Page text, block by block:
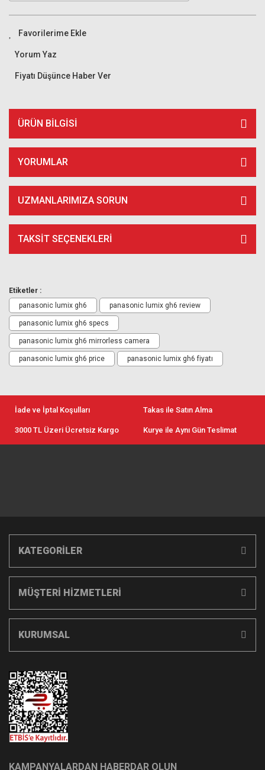
Yorum Yaz
Fiyatı Düşünce Haber Ver
ÜRÜN BILGISI
YORUMLAR
UZMANLARIMIZA SORUN
TAKSIT SEÇENEKLERI
Etiketler :
panasonic lumix gh6
panasonic lumix gh6 review
panasonic lumix gh6 specs
panasonic lumix gh6 mirrorless camera
panasonic lumix gh6 price panasonic lumix gh6 fiyatı
İade ve İptal Koşulları Takas ile Satın Alma
3000 TL Üzeri Ücretsiz Kargo Kurye ile Aynı Gün Teslimat
KATEGORİLER
MÜŞTERİ HİZMETLERİ
KURUMSAL
KAMPANYALARDAN HABERDAR OLUN